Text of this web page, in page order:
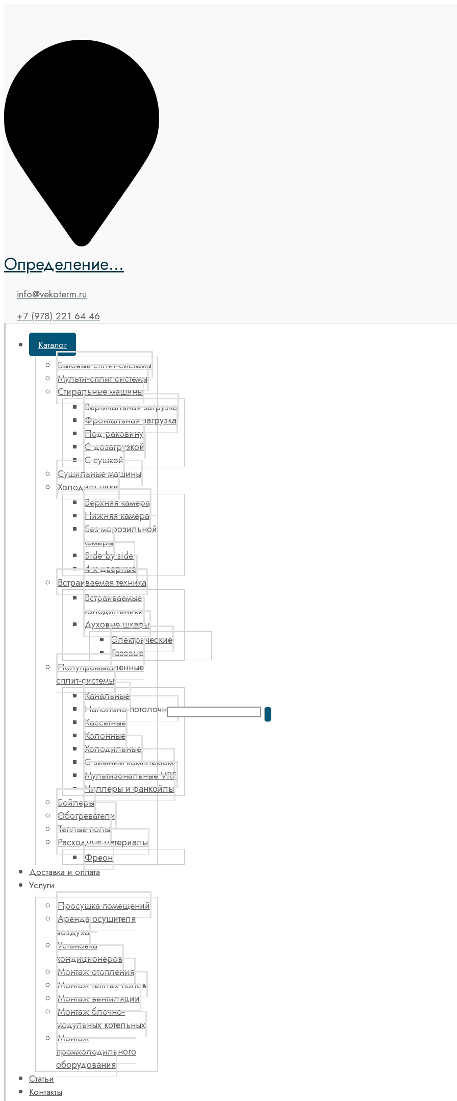
Определение...
info@vekoterm.ru
+7 (978) 221 64 46
Каталог
Бытовые сплит-системы
Мульти-сплит системы
Стиральные машины
Вертикальная загрузка
Фронтальная загрузка
Под раковину
С дозагрузкой
С сушкой
Сушильные машины
Холодильники
Верхняя камера
Нижняя камера
Без морозильной
камеры
Side by side
4-х дверные
Встраиваемая техника
Встраиваемые
холодильники
Духовые шкафы
Электрические
Газовые
Полупромышленные
сплит-системы
Канальные
Напольно-потолочные
Кассетные
Колонные
Холодильные
С зимним комплектом
Мультизональные VRF
Чиллеры и фанкойлы
Бойлеры
Обогреватели
Теплые полы
Расходные материалы
Фреон
Доставка и оплата
Услуги
Просушка помещений
Аренда осушителя
воздуха
Установка
кондиционеров
Монтаж отопления
Монтаж теплых полов
Монтаж вентиляции
Монтаж блочно-
модульных котельных
Монтаж
промхолодильного
оборудования
Статьи
Контакты